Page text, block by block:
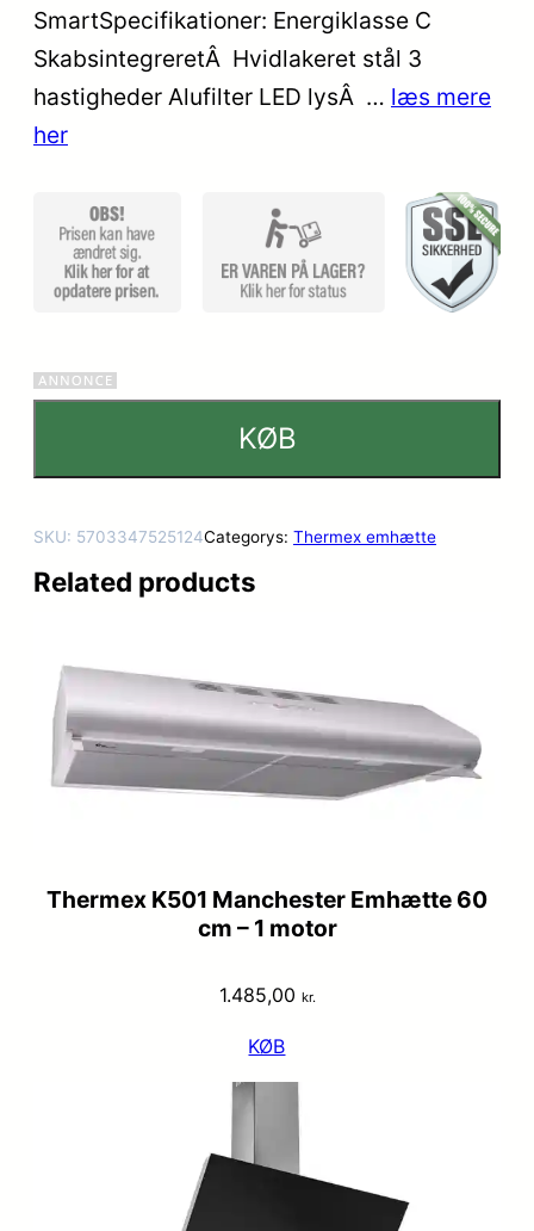
af 5
baseret
kundebed
ømmels
SmartSpecifikationer: Energiklasse C
SkabsintegreretÂ Hvidlakeret stål 3
hastigheder Alufilter LED lysÂ … læs mere
her
KØB
SKU: 5703347525124Categorys: Thermex emhætte
Related products
Thermex K501 Manchester Emhætte 60
cm – 1 motor
1.485,00 kr.
KØB